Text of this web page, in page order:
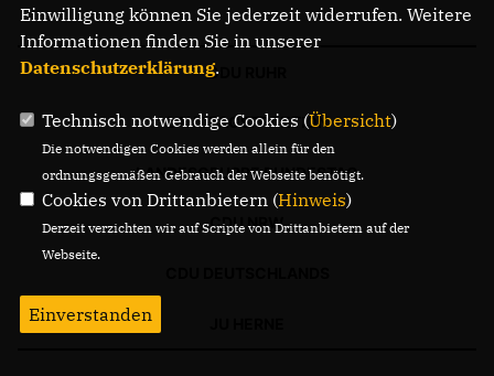
CDU RUHR
LANDTAGSFRAKTION
LANDESGRUPPE BUNDESTAG
CDU NRW
Einwilligung können Sie jederzeit widerrufen. Weitere
Informationen finden Sie in unserer
Datenschutzerklärung.
Technisch notwendige Cookies (Übersicht)
Die notwendigen Cookies werden allein für den
ordnungsgemäßen Gebrauch der Webseite benötigt.
Cookies von Drittanbietern (Hinweis)
Derzeit verzichten wir auf Scripte von Drittanbietern auf der
Webseite.
Einverstanden